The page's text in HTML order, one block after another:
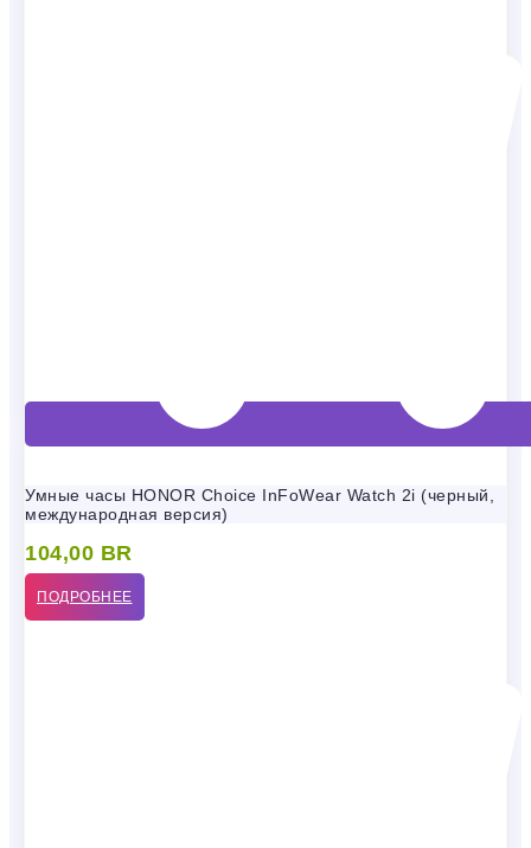
Умные часы HONOR Choice InFoWear Watch 2i (черный,
международная версия)
104,00 BR
ПОДРОБНЕЕ